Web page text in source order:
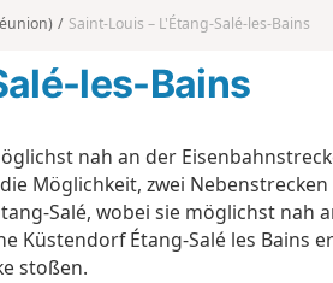
n
d
Saint-Louis – L'Étang-Salé-les-Bains
les-Bains
nah an der
Möglichkeit, zwei Nebenstrecken
Salé, wobei sie möglichst nah
Küstendorf Étang-Salé les Bains
stoßen.